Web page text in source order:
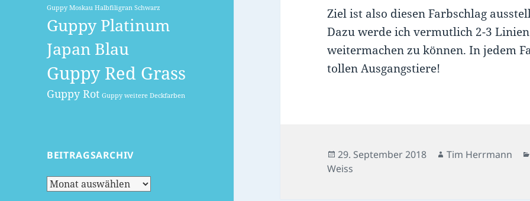
Guppy Moskau Halbfiligran Schwarz
Guppy Platinum
Japan Blau
Guppy Red Grass
Guppy Rot Guppy weitere Deckfarben
BEITRAGSARCHIV
Beitragsarchiv
Ziel ist also diesen Farbschlag
Dazu werde ich vermutlich 2-3
weitermachen zu können. In jedem
tollen Ausgangstiere!
Veröffentlicht
am
29. September 2018 Autor
Tim Herrmann
Weiss